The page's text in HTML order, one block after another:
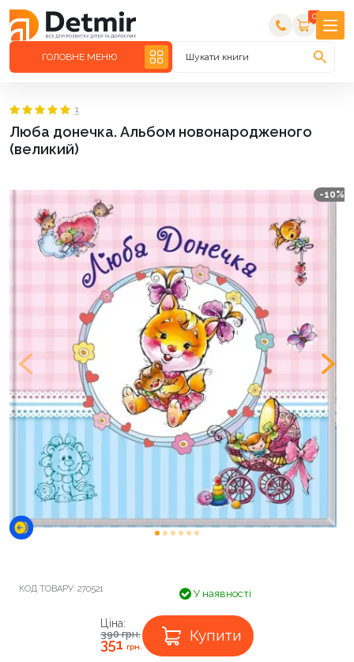
0
ГОЛОВНЕ МЕНЮ Шукати книги
Люба донечка. Альбом новонародженого
(великий)
1
-10%
КОД ТОВАРУ: 270521 У наявності
Ціна:
390грн.
351грн.
Купити